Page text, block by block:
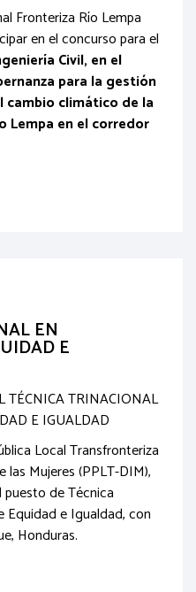
Fronteriza Río Lempa
en el concurso para el
Civil, en el
para la gestión
climático de la
Lempa en el corredor
EN
E
TÉCNICA TRINACIONAL
E IGUALDAD
Local Transfronteriza
Mujeres (PPLT-DIM),
de Técnica
Equidad e Igualdad, con
Honduras.